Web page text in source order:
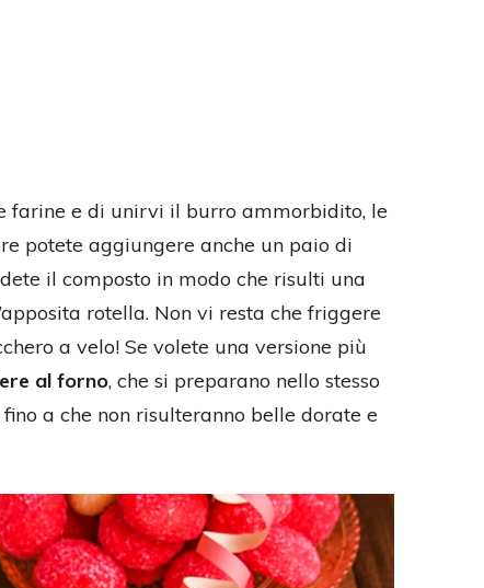
farine e di unirvi il burro ammorbidito, le
potete aggiungere anche un paio di
il composto in modo che risulti una
rotella. Non vi resta che friggere
a velo! Se volete una versione più
al forno, che si preparano nello stesso
a che non risulteranno belle dorate e